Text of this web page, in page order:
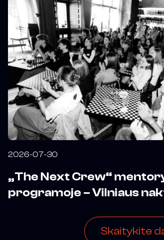
2026-07-30
„The Next Crew“
programoje – Vilniaus naktinis
Skaitykite